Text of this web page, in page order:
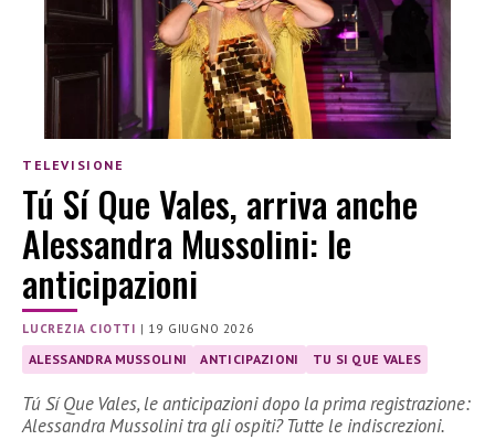
TELEVISIONE
Tú Sí Que Vales, arriva anche
Alessandra Mussolini: le
anticipazioni
LUCREZIA CIOTTI | 19 GIUGNO 2026
ALESSANDRA MUSSOLINI ANTICIPAZIONI TU SI QUE VALES
Tú Sí Que Vales, le anticipazioni dopo la prima registrazione:
Alessandra Mussolini tra gli ospiti? Tutte le indiscrezioni.